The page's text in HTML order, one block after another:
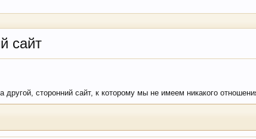
сайт
другой, сторонний сайт, к которому мы не имеем никакого